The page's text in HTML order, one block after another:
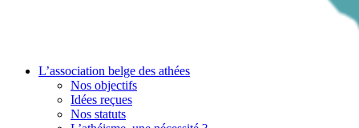
L’association belge des athées
Nos objectifs
Idées reçues
Nos statuts